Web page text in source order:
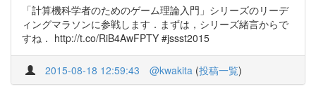
「計算機科学者のためのゲーム理論入門」シリーズのリーデ
ィングマラソンに参戦します．まずは，シリーズ緒言からで
すね． http://t.co/RiB4AwFPTY #jssst2015
2015-08-18 12:59:43 @kwakita (投稿一覧)